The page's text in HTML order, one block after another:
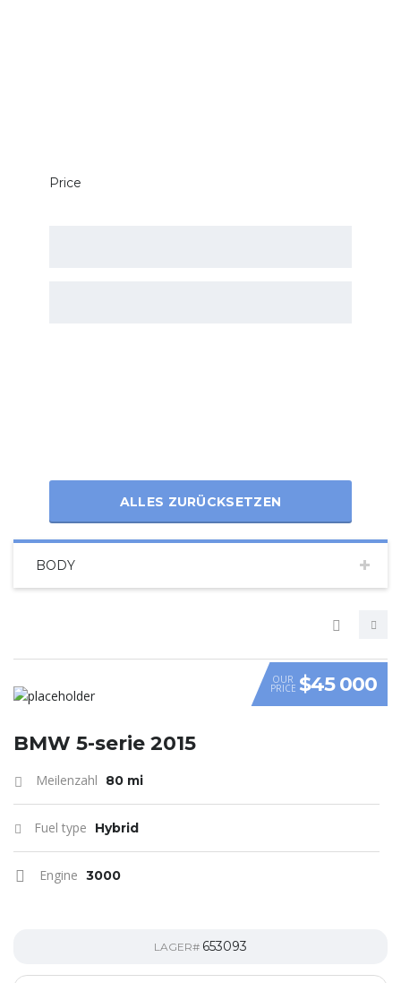
Price
ALLES ZURÜCKSETZEN
BODY
VIDEO
OUR
PRICE $45 000
BMW 5-serie 2015
Meilenzahl 80 mi
Fuel type Hybrid
Engine 3000
LAGER# 653093